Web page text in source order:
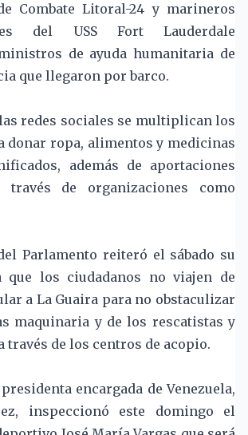
Combate Litoral-24 y marineros
del USS Fort Lauderdale
de ayuda humanitaria de
que llegaron por barco.
redes sociales se multiplican los
donar ropa, alimentos y medicinas
además de aportaciones
través de organizaciones como
Parlamento reiteró el sábado su
que los ciudadanos no viajen de
a La Guaira para no obstaculizar
maquinaria y de los rescatistas y
través de los centros de acopio.
encargada de Venezuela,
inspeccionó este domingo el